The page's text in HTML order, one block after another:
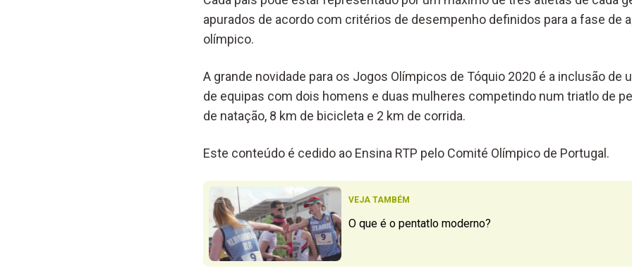
apurados de acordo com critérios de desempenho definidos para a fase de
olímpico.
A grande novidade para os Jogos Olímpicos de Tóquio 2020 é a inclusão de
de equipas com dois homens e duas mulheres competindo num triatlo de
de natação, 8 km de bicicleta e 2 km de corrida.
Este conteúdo é cedido ao Ensina RTP pelo Comité Olímpico de Portugal.
VEJA TAMBÉM
O que é o pentatlo moderno?